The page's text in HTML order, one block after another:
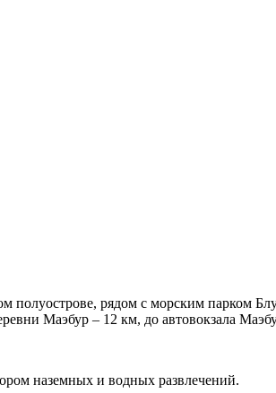
полуострове, рядом с морским парком
Маэбур – 12 км, до автовокзала
наземных и водных развлечений.